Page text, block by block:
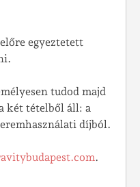
egyeztetett
tudod majd
két tételből áll: a
díjból.
.